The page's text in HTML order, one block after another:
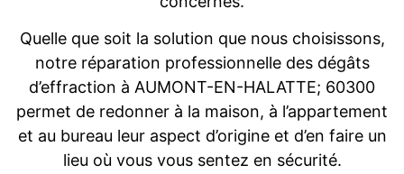
Quelle que soit la solution que nous choisissons,
notre réparation professionnelle des dégâts
d’effraction à AUMONT-EN-HALATTE; 60300
permet de redonner à la maison, à l’appartement
et au bureau leur aspect d’origine et d’en faire un
lieu où vous vous sentez en sécurité.